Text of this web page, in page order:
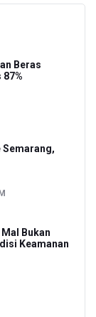
Beras
Semarang,
Bukan
Keamanan